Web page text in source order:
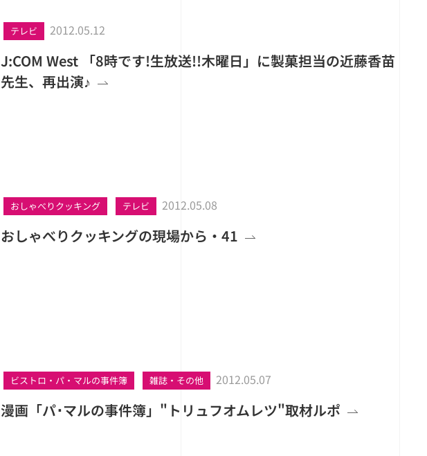
テレビ 2012.05.12
J:COM West 「8時です!生放送!!木曜日」に製菓担当の近藤香苗
先生、再出演♪
おしゃべりクッキング テレビ 2012.05.08
おしゃべりクッキングの現場から・41
ビストロ・パ・マルの事件簿 雑誌・その他 2012.05.07
漫画「パ･マルの事件簿」"トリュフオムレツ"取材ルポ